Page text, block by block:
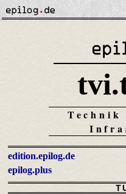
Technik
edition.epilog.de
epilog.plus